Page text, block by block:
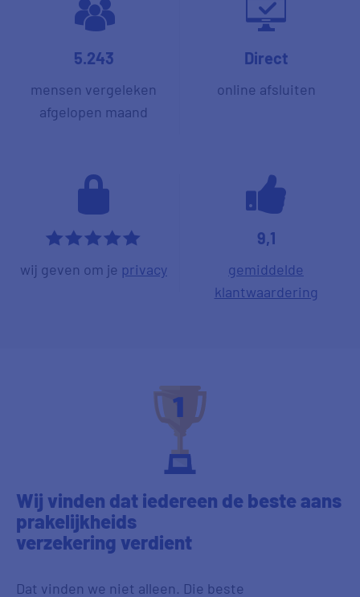
5.243
mensen vergeleken
afgelopen maand
Direct
online afsluiten
*****
wij geven om je privacy
9,1
gemiddelde
klantwaardering
Wij vinden dat iedereen de besteaans
prakelijkheids
verzekering verdient
Dat vinden we niet alleen. Die beste